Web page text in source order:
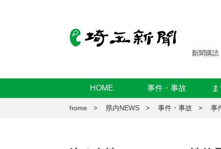
新聞購読
HOME 事件・事故
home 県内NEWS 事件・事故 事